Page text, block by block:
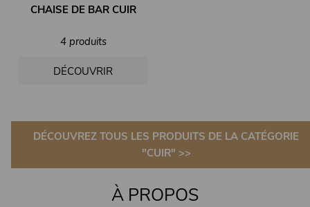
CHAISE DE BAR CUIR
4 produits
DÉCOUVRIR
DÉCOUVREZ TOUS LES PRODUITS DE LA CATÉGORIE
"CUIR" >>
À PROPOS